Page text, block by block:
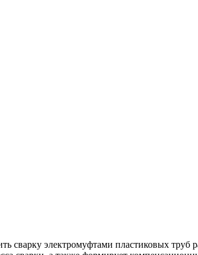
сварку электромуфтами пластиковых